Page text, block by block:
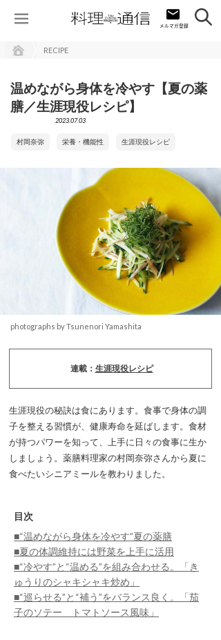
RECIPE
温めながら身体を冷やす【夏の薬
膳／生涯現役レシピ】
2023.07.03
村岡奈弥 栄養・機能性 生涯現役レシピ
photographs by Tsunenori Yamashita
連載： 生涯現役レシピ
生涯現役の秘訣は食にあります。食事で身体の調
子を整える習慣が、健康寿命を延ばします。食材
が持つパワーを知って、上手に日々の食事に生か
しましょう。薬膳料理家の村岡奈弥さんから夏に
食べたいシニアミールを教わりました。
目次
■“温めながら身体を冷やす”夏の薬膳
■夏の体調維持には野菜を上手に活用
■“冷やす”と“温める”を組み合わせる。「き
ゅうりのシャキシャキ炒め」
■“巡らせる”と“補う”をバランス良く。「茄
子のソテー トマトソース風味」